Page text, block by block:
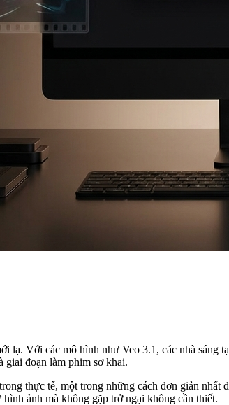
lạ. Với các mô hình như Veo 3.1, các nhà
giai đoạn làm phim sơ khai.
thực tế, một trong những cách đơn giản nhất
ảnh mà không gặp trở ngại không cần thiết.